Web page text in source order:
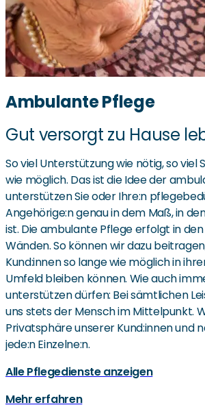
Ambulante Pflege
Gut versorgt zu Hause
So viel Unterstützung wie nötig, so viel
wie möglich. Das ist die Idee der
unterstützen Sie oder Ihre:n
Angehörige:n genau in dem Maß, in
ist. Die ambulante Pflege erfolgt in
Wänden. So können wir dazu
Kund:innen so lange wie möglich in
Umfeld bleiben können. Wie auch
unterstützen dürfen: Bei sämtlichen
uns stets der Mensch im Mittelpunkt.
Privatsphäre unserer Kund:innen und
jede:n Einzelne:n.
Alle Pflegedienste anzeigen
Mehr erfahren